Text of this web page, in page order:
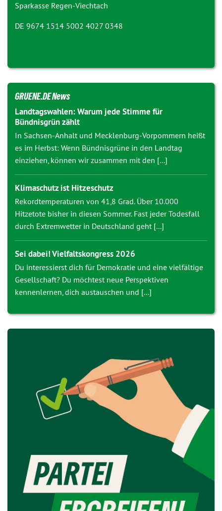
Sparkasse Regen-Viechtach
DE 9674 1514 5002 4027 0348
GRUENE.DE News
Landtagswahlen: Warum jede Stimme für
Bündnisgrün zählt
In Sachsen-Anhalt und Mecklenburg-Vorpommern heißt
es im Herbst: Wenn Bündnisgrüne in den Landtag
einziehen, können wir zusammen mit den [...]
Klimaschutz ist Hitzeschutz
Rekordtemperaturen von 41,8 Grad. Über 10.000
Hitzetote bisher in diesen Sommer. Fast jeder Todesfall
durch Extremwetter in Deutschland geht [...]
Sei dabei! Vielfaltskongress 2026
Du interessierst dich für Demokratie und eine vielfältige
Gesellschaft? Du möchtest neue Perspektiven
kennenlernen, dich austauschen und [...]